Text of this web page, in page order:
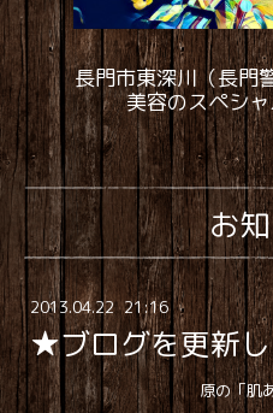
長門市東深川（長門
美容のスペシ
お
2013.04.22 21:16
★ブログを更新
原の「肌